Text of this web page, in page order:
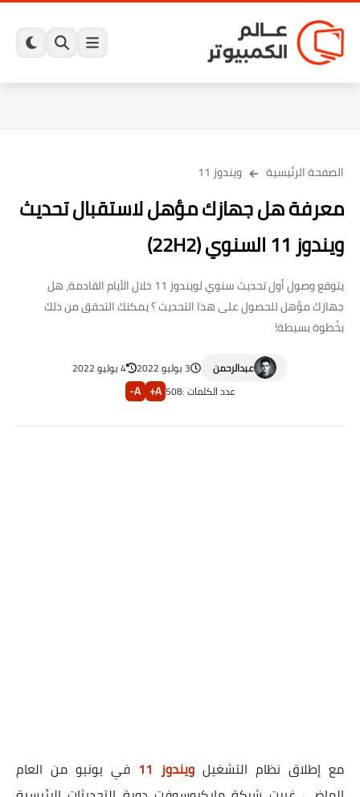
الصفحة الرئيسية ويندوز 11
معرفة هل جهازك مؤهل لاستقبال تحديث
ويندوز 11 السنوي (22H2)
يتوقع وصول أول تحديث سنوي لويندوز 11 خلال الأيام القادمة، هل
جهازك مؤهل للحصول على هذا التحديث ؟ يمكنك التحقق من ذلك
بخُطوة بسيطة!
عبدالرحمن 3 يوليو 2022
4 يوليو 2022
عدد الكلمات :508
A+
A-
مع إطلاق نظام التشغيل ويندوز 11
في يونيو من العام